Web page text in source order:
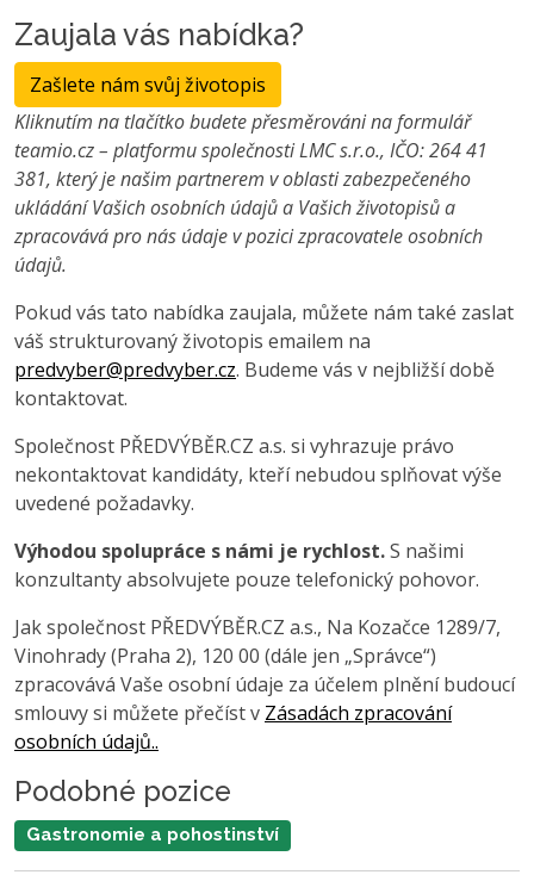
Zaujala vás nabídka?
Zašlete nám svůj životopis
Kliknutím na tlačítko budete přesměrováni na formulář
teamio.cz – platformu společnosti LMC s.r.o., IČO: 264 41
381, který je našim partnerem v oblasti zabezpečeného
ukládání Vašich osobních údajů a Vašich životopisů a
zpracovává pro nás údaje v pozici zpracovatele osobních
údajů.
Pokud vás tato nabídka zaujala, můžete nám také zaslat
váš strukturovaný životopis emailem na
predvyber@predvyber.cz. Budeme vás v nejbližší době
kontaktovat.
Společnost PŘEDVÝBĚR.CZ a.s. si vyhrazuje právo
nekontaktovat kandidáty, kteří nebudou splňovat výše
uvedené požadavky.
Výhodou spolupráce s námi je rychlost.S našimi
konzultanty absolvujete pouze telefonický pohovor.
Jak společnost PŘEDVÝBĚR.CZ a.s., Na Kozačce 1289/7,
Vinohrady (Praha 2), 120 00 (dále jen „Správce“)
zpracovává Vaše osobní údaje za účelem plnění budoucí
smlouvy si můžete přečíst v Zásadách zpracování
osobních údajů..
Podobné pozice
Gastronomie a pohostinství